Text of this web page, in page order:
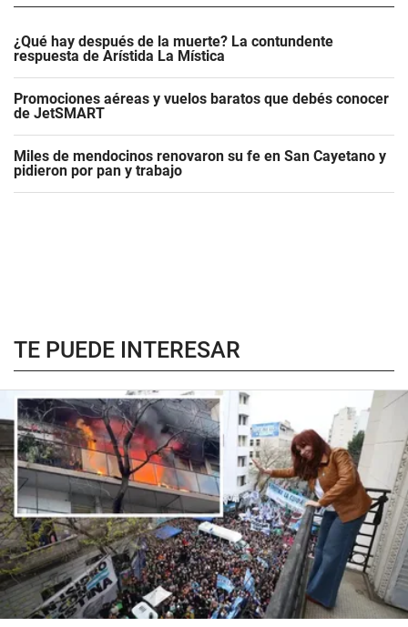
¿Qué hay después de la muerte? La contundente
respuesta de Arístida La Mística
Promociones aéreas y vuelos baratos que debés conocer
de JetSMART
Miles de mendocinos renovaron su fe en San Cayetano y
pidieron por pan y trabajo
TE PUEDE INTERESAR